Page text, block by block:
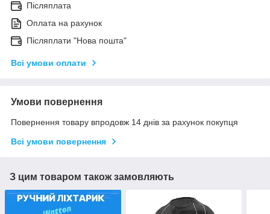
Післяплата
Оплата на рахунок
Післяплати "Нова пошта"
Всі умови оплати
Умови повернення
Повернення товару впродовж 14 днів за рахунок покупця
Всі умови повернення
З цим товаром також замовляють